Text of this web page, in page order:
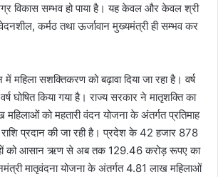
विकास सम्भव हो पाया है। यह केवल और केवल श्री
कर्मठ तथा ऊर्जावान मुख्यमंत्री ही सम्भव कर
महिला सशक्तिकरण को बढ़ावा दिया जा रहा है। वर्ष
घोषित किया गया है। राज्य सरकार ने मातृशक्ति का
को महतारी वंदन योजना के अंतर्गत प्रतिमाह
प्रदान की जा रही है। प्रदेश के 42 हजार 878
को आसान ऋण से अब तक 129.46 करोड़ रूपए का
मातृवंदना योजना के अंतर्गत 4.81 लाख महिलाओं